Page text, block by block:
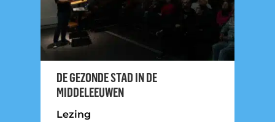
DE GEZONDE STAD IN DE
MIDDELEEUWEN
Lezing